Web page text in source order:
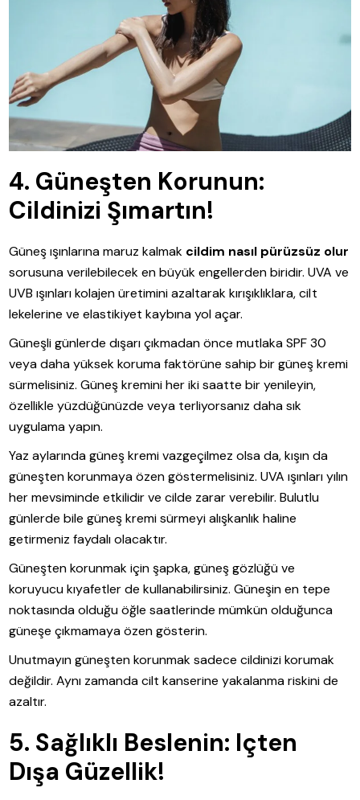
4. Güneşten Korunun:
Cildinizi Şımartın!
Güneş ışınlarına maruz kalmak cildim nasıl pürüzsüz olur
sorusuna verilebilecek en büyük engellerden biridir. UVA ve
UVB ışınları kolajen üretimini azaltarak kırışıklıklara, cilt
lekelerine ve elastikiyet kaybına yol açar.
Güneşli günlerde dışarı çıkmadan önce mutlaka SPF 30
veya daha yüksek koruma faktörüne sahip bir güneş kremi
sürmelisiniz. Güneş kremini her iki saatte bir yenileyin,
özellikle yüzdüğünüzde veya terliyorsanız daha sık
uygulama yapın.
Yaz aylarında güneş kremi vazgeçilmez olsa da, kışın da
güneşten korunmaya özen göstermelisiniz. UVA ışınları yılın
her mevsiminde etkilidir ve cilde zarar verebilir. Bulutlu
günlerde bile güneş kremi sürmeyi alışkanlık haline
getirmeniz faydalı olacaktır.
Güneşten korunmak için şapka, güneş gözlüğü ve
koruyucu kıyafetler de kullanabilirsiniz. Güneşin en tepe
noktasında olduğu öğle saatlerinde mümkün olduğunca
güneşe çıkmamaya özen gösterin.
Unutmayın güneşten korunmak sadece cildinizi korumak
değildir. Aynı zamanda cilt kanserine yakalanma riskini de
azaltır.
5. Sağlıklı Beslenin: Içten
Dışa Güzellik!